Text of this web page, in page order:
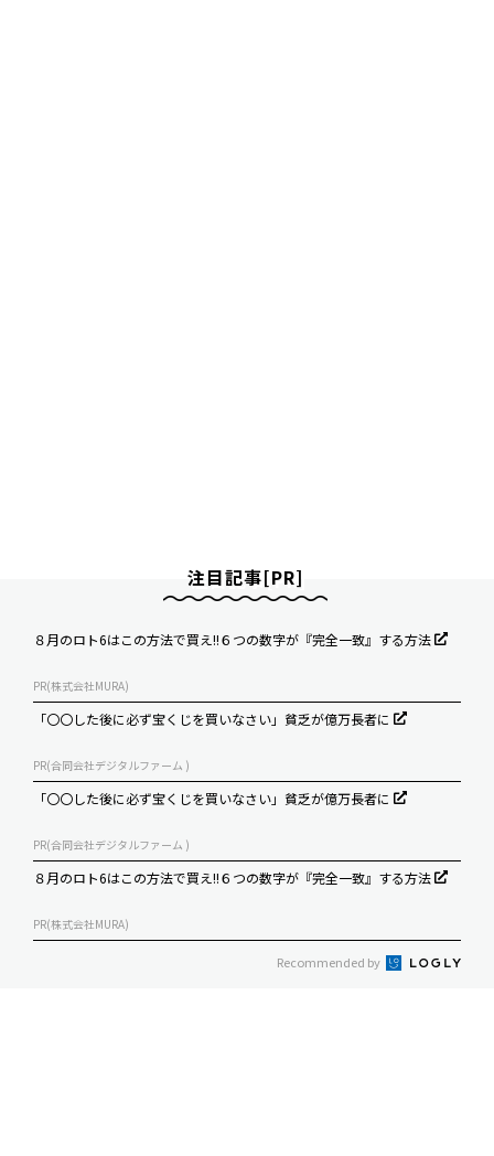
注目記事[PR]
８月のロト6はこの方法で買え!!６つの数字が『完全一致』する方法
PR(株式会社MURA)
「〇〇した後に必ず宝くじを買いなさい」貧乏が億万長者に
PR(合同会社デジタルファーム )
「〇〇した後に必ず宝くじを買いなさい」貧乏が億万長者に
PR(合同会社デジタルファーム )
８月のロト6はこの方法で買え!!６つの数字が『完全一致』する方法
PR(株式会社MURA)
Recommended by